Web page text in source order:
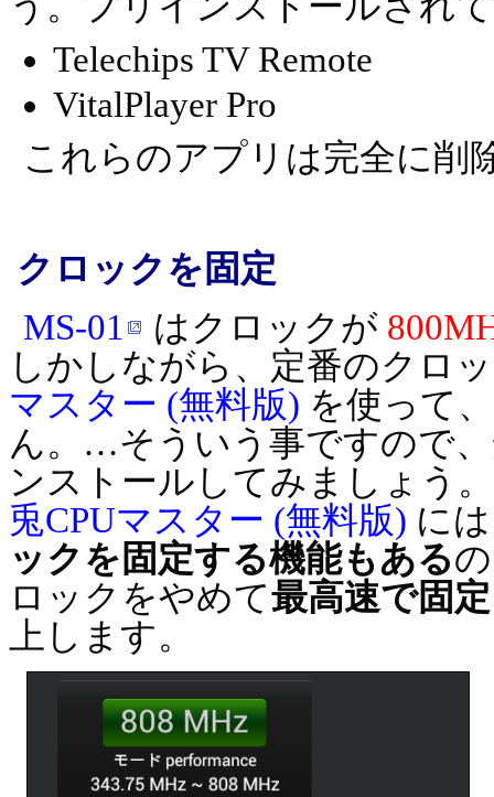
Telechips TV Remote
VitalPlayer Pro
これらのアプリは完全に削
クロックを固定
MS-01
はクロックが
しかしながら、定番のクロ
マスター (無料版) を使って
ん。…そういう事ですので、
ンストールしてみましょう
兎CPUマスター (無料版) に
ックを固定する機能もある
ロックをやめて最高速で固定
上します。